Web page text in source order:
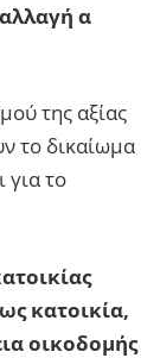
α
της αξίας
το δικαίωμα
για το
κατοικία,
οικοδομής